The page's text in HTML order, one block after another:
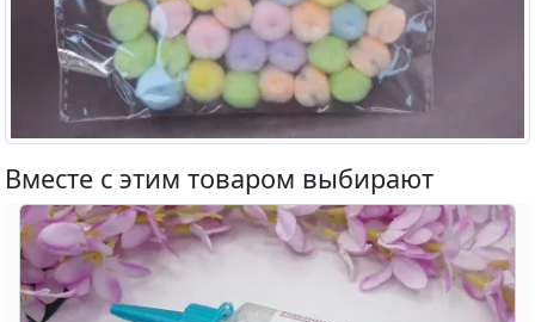
Вместе с этим товаром выбирают